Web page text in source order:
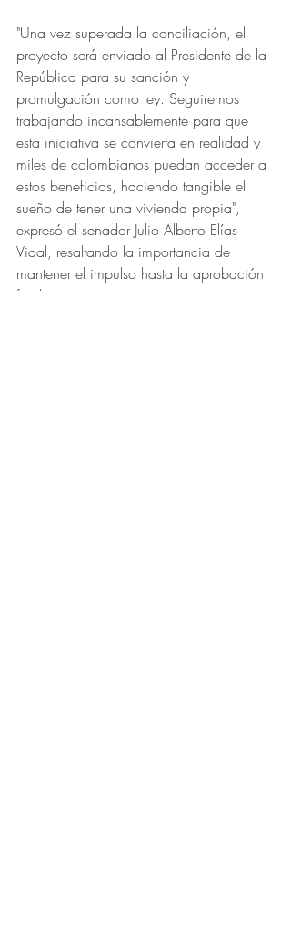
"Una vez superada la conciliación, el
proyecto será enviado al Presidente de la
República para su sanción y
promulgación como ley. Seguiremos
trabajando incansablemente para que
esta iniciativa se convierta en realidad y
miles de colombianos puedan acceder a
estos beneficios, haciendo tangible el
sueño de tener una vivienda propia",
expresó el senador Julio Alberto Elías
Vidal, resaltando la importancia de
mantener el impulso hasta la aprobación
final.